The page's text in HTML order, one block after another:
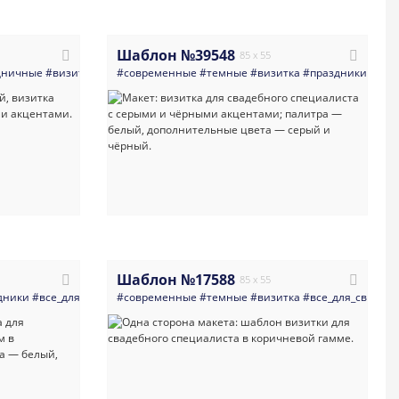
#свадьба #многоцелевые#светлые #карты#ягоды
#визитка #банки_кредитные_организации#свадьба
Шаблон №39548 85 x 55
#современные #темные #визитка #праздники
#карты#светлая_визитка#визитная_карточка #современная_визитка
#все_для_свадьбы#минимализм#свадьба#многоцелевые
Шаблон №17588 85 x 55
#современные #темные #визитка